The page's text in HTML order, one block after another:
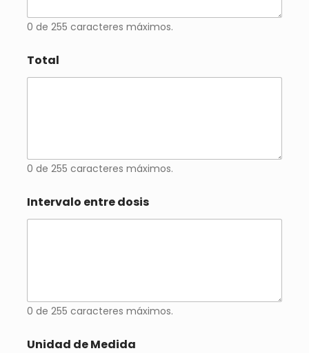
0 de 255 caracteres máximos.
Total
0 de 255 caracteres máximos.
Intervalo entre dosis
0 de 255 caracteres máximos.
Unidad de Medida